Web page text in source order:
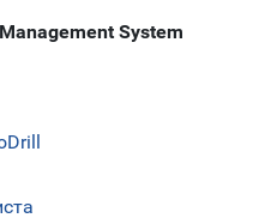
System